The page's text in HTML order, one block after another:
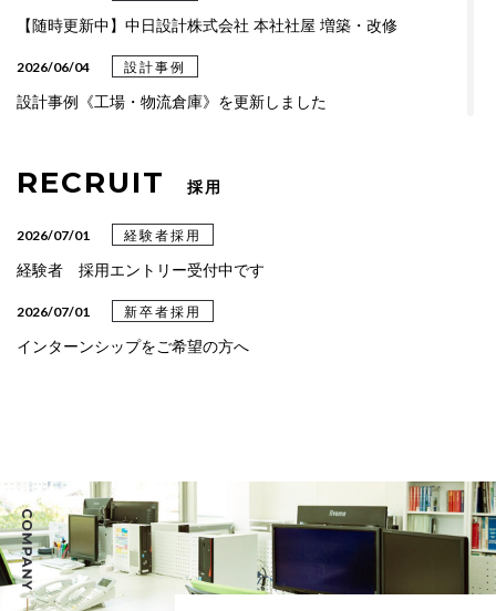
【随時更新中】中日設計株式会社 本社社屋 増築・改修
2026/06/04 設計事例
設計事例《工場・物流倉庫》を更新しました
設計事例《総合・専門クリニック》を更新しました
設計事例《集合住宅》を更新しました
2025/02/13 設計事例
設計事例《福祉施設》を更新しました
2025/02/04
RECRUIT 採用
2026/07/01 経験者採用
経験者 採用エントリー受付中です
2026/07/01 新卒者採用
インターンシップをご希望の方へ